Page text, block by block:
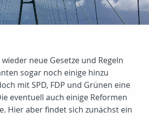
neue Gesetze und Regeln
sogar noch einige hinzu
mit SPD, FDP und Grünen eine
eventuell auch einige Reformen
Hier aber findet sich zunächst ein